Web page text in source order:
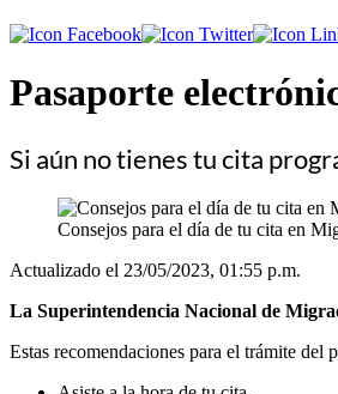
Pasaporte
Si aún no tienes tu cita
Consejos para el día de tu cita en
Actualizado el 23/05/2023, 01:55 p.m.
La Superintendencia Nacional de
Estas recomendaciones para el trámite del